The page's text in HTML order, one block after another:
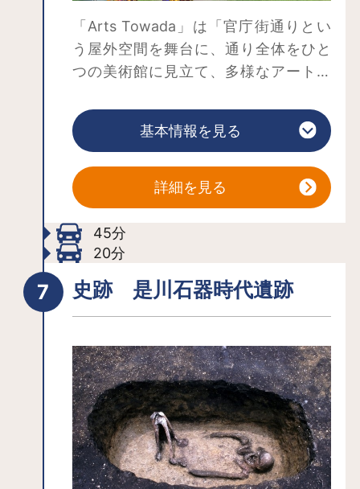
「Arts Towada」は「官庁街通りとい
う屋外空間を舞台に、通り全体をひと
つの美術館に見立て、多様なアート作
ロジェクト。市のシンボルロードであ
る官庁街通りには、心を楽しませてく
す。
美術館では、展示スペースに大きなガ
ラスの開口があり、アート作品が街に
的な構成となっています。現代美術の
分野で活躍する国内外のアーティスト
の常設作品は、美術館の展示室の中だ
けでなく、中庭、屋上、階段室など、
す。
基本情報を見る
詳細を見る
45分
20分
史跡 是川石器時代遺跡